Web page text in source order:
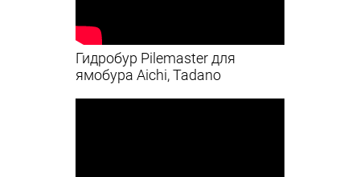
Гидробур Pilemaster для
ямобура Aichi, Tadano